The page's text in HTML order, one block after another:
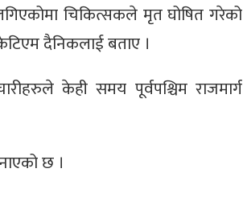
चिकित्सकले मृत घोषित गरेको
दैनिकलाई बताए ।
केही समय पूर्वपश्चिम राजमार्ग
छ ।